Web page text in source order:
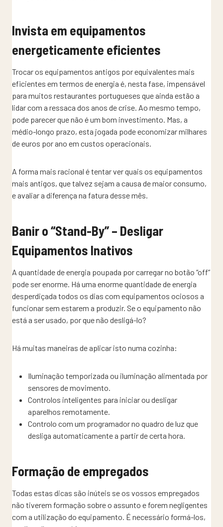
Invista em equipamentos
energeticamente eficientes
Trocar os equipamentos antigos por equivalentes mais
eficientes em termos de energia é, nesta fase, impensável
para muitos restaurantes portugueses que ainda estão a
lidar com a ressaca dos anos de crise. Ao mesmo tempo,
pode parecer que não é um bom investimento. Mas, a
médio-longo prazo, esta jogada pode economizar milhares
de euros por ano em custos operacionais.
A forma mais racional é tentar ver quais os equipamentos
mais antigos, que talvez sejam a causa de maior consumo,
e avaliar a diferença na fatura desse mês.
Banir o “Stand-By” – Desligar
Equipamentos Inativos
A quantidade de energia poupada por carregar no botão “off”
pode ser enorme. Há uma enorme quantidade de energia
desperdiçada todos os dias com equipamentos ociosos a
funcionar sem estarem a produzir. Se o equipamento não
está a ser usado, por que não desligá-lo?
Há muitas maneiras de aplicar isto numa cozinha:
Iluminação temporizada ou iluminação alimentada por
sensores de movimento.
Controlos inteligentes para iniciar ou desligar
aparelhos remotamente.
Controlo com um programador no quadro de luz que
desliga automaticamente a partir de certa hora.
Formação de empregados
Todas estas dicas são inúteis se os vossos empregados
não tiverem formação sobre o assunto e forem negligentes
com a utilização do equipamento. É necessário formá-los,